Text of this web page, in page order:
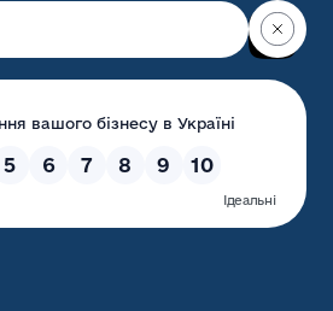
обласна
адміністрація